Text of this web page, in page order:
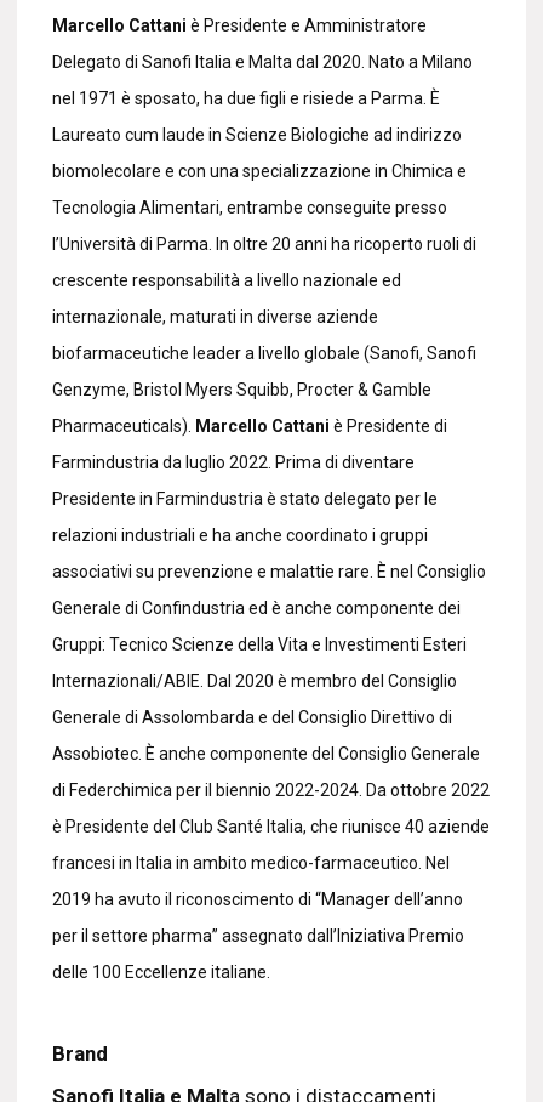
Marcello Cattani è Presidente e Amministratore
Delegato di Sanofi Italia e Malta dal 2020. Nato a Milano
nel 1971 è sposato, ha due figli e risiede a Parma. È
Laureato cum laude in Scienze Biologiche ad indirizzo
biomolecolare e con una specializzazione in Chimica e
Tecnologia Alimentari, entrambe conseguite presso
l’Università di Parma. In oltre 20 anni ha ricoperto ruoli di
crescente responsabilità a livello nazionale ed
internazionale, maturati in diverse aziende
biofarmaceutiche leader a livello globale (Sanofi, Sanofi
Genzyme, Bristol Myers Squibb, Procter & Gamble
Pharmaceuticals). Marcello Cattani è Presidente di
Farmindustria da luglio 2022. Prima di diventare
Presidente in Farmindustria è stato delegato per le
relazioni industriali e ha anche coordinato i gruppi
associativi su prevenzione e malattie rare. È nel Consiglio
Generale di Confindustria ed è anche componente dei
Gruppi: Tecnico Scienze della Vita e Investimenti Esteri
Internazionali/ABIE. Dal 2020 è membro del Consiglio
Generale di Assolombarda e del Consiglio Direttivo di
Assobiotec. È anche componente del Consiglio Generale
di Federchimica per il biennio 2022-2024. Da ottobre 2022
è Presidente del Club Santé Italia, che riunisce 40 aziende
francesi in Italia in ambito medico-farmaceutico. Nel
2019 ha avuto il riconoscimento di “Manager dell’anno
per il settore pharma” assegnato dall’Iniziativa Premio
delle 100 Eccellenze italiane.
Brand
Sanofi Italia e Malta sono i distaccamenti